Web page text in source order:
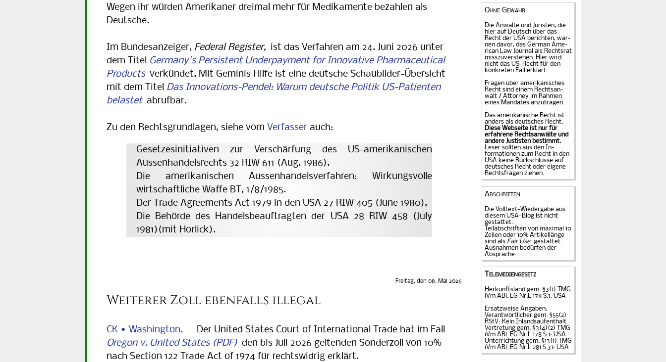
Wegen ihr wür­den Ame­ri­kaner dreimal mehr für Medikamente bezahlen als
Deutsche.
Im Bundesanzeiger, Federal Register, ist das Verfahren am 24. Juni 2026 unter
dem Titel Germany's Persistent Underpayment for Innovative Pharmaceutical
Products verkündet. Mit Geminis Hilfe ist eine deutsche Schaubilder-Übersicht
mit dem Titel Das Innovations-Pendel: Warum deutsche Politik US-Patienten
belastet abrufbar.
Zu den Rechtsgrundlagen, siehe vom Verfasser auch:
Gesetzesinitiativen zur Verschärfung des US-amerikanischen
Aussenhandelsrechts 32 RIW 611 (Aug. 1986).
Die amerikanischen Aussenhandelsverfahren: Wirkungsvolle
wirtschaftliche Waffe BT, 1/8/1985.
Der Trade Agreements Act 1979 in den USA 27 RIW 405 (June 1980).
Die Behörde des Handelsbeauftragten der USA 28 RIW 458 (July
1981)(mit Horlick).
Freitag, den 08. Mai 2026
Weiterer Zoll ebenfalls illegal
CK • Washington. Der United States Court of International Trade hat im Fall
Oregon v. United States
den bis Juli 2026 geltenden Sonderzoll von 10%
nach Section 122 Trade Act of 1974 für rechtswidrig erklärt.
Ohne Gewähr
Die Anwälte und Juristen, die
hier auf Deutsch über das
Recht der USA be­rich­ten, war­
nen davor, das German Ame­
rican Law Journal als Rechts­rat
miss­zu­verstehen. Hier wird
nicht das US-Recht für den
konkreten Fall er­klärt.
Fragen über amerika­ni­sches
Recht sind einem Rechts­an­
walt / Attorney im Rahmen
eines Mandates an­zu­tragen.
Das amerikanische Recht ist
anders als deutsches Recht.
Diese Webseite ist nur für
erfahrene Rechtsanwälte und
andere Justisten be­stimmt.
Leser sollten aus den In­
formationen zum Recht in den
USA keine Rückschlüsse auf
deutsches Recht oder eigene
Rechtsfragen ziehen.
Abschriften
Die Volltext-Wiedergabe aus
diesem USA-Blog ist nicht
gestattet.
Teilabschriften von maximal 10
Zeilen oder 10% Artikellänge
sind als Fair Use
gestattet.
Ausnahmen bedürfen der
Absprache.
Telemediengesetz
Herkunftsland gem. §3(1)
TMG
iVm ABl. EG Nr.L 178 S.1: USA
Ersatzweise Angaben:
Verantwortlicher gem. §55(2)
RStV: Kein Inlandsaufenthalt
Vertretung gem. §3(4)(2) TMG
iVm ABl. EG Nr.L 178 S.1: USA
Unterrichtung gem. §13(1) TMG
iVm ABl. EG Nr.L 281 S.31: USA